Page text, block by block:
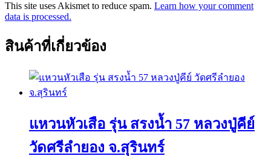
This site uses Akismet to reduce spam. Learn how your comment
data is processed.
สินค้าที่เกี่ยวข้อง
แหวนหัวเสือ รุ่น สรงน้ำ 57 หลวงปู่คีย์
วัดศรีลำยอง จ.สุรินทร์